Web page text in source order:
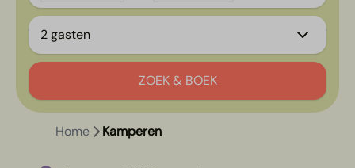
2 gasten
ZOEK & BOEK
Home Kamperen